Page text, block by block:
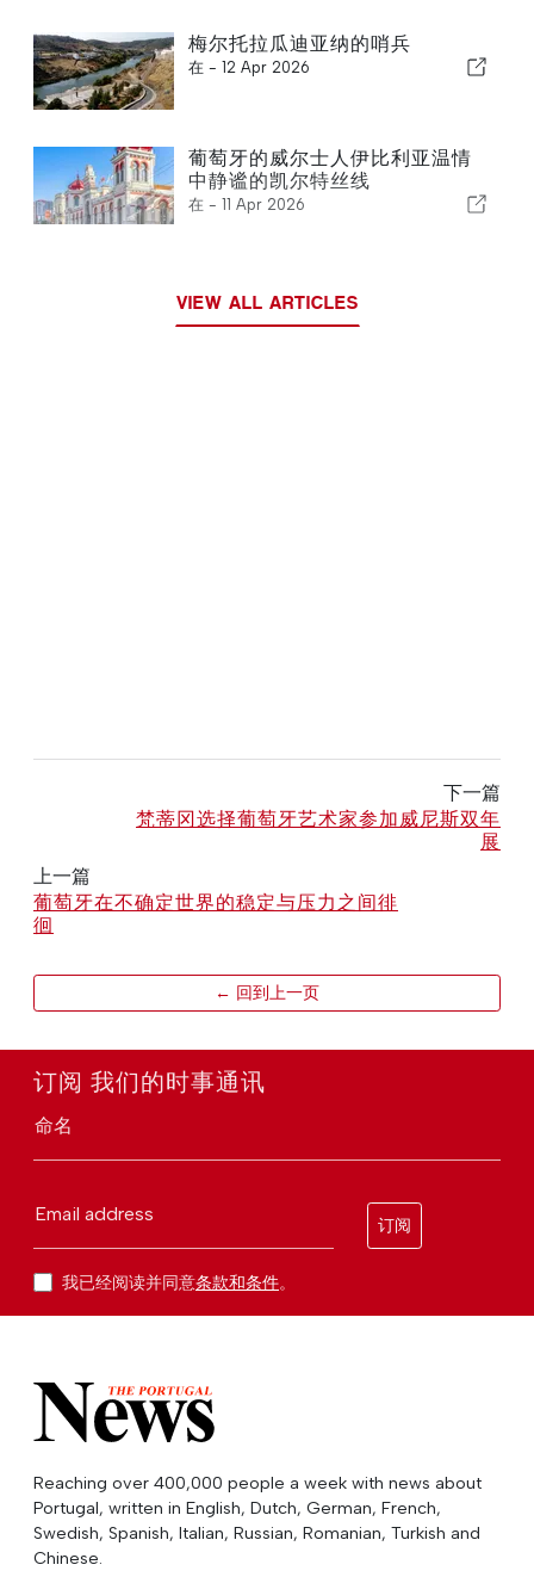
梅尔托拉瓜迪亚纳的哨兵
在 - 12 Apr 2026
葡萄牙的威尔士人伊比利亚温情
中静谧的凯尔特丝线
在 - 11 Apr 2026
VIEW ALL ARTICLES
下一篇
梵蒂冈选择葡萄牙艺术家参加威尼斯双年
展
上一篇
葡萄牙在不确定世界的稳定与压力之间徘
徊
← 回到上一页
订阅 我们的时事通讯
命名
Email address
订阅
我已经阅读并同意条款和条件。
Reaching over 400,000 people a week with news about
Portugal, written in English, Dutch, German, French,
Swedish, Spanish, Italian, Russian, Romanian, Turkish and
Chinese.